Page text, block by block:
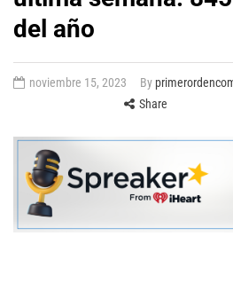
del año
noviembre 15, 2023 By
Share